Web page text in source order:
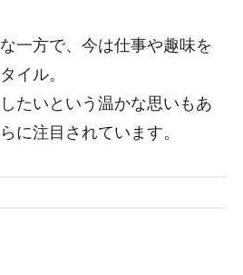
一方で、今は仕事や趣味を
イル。
たいという温かな思いもあ
に注目されています。